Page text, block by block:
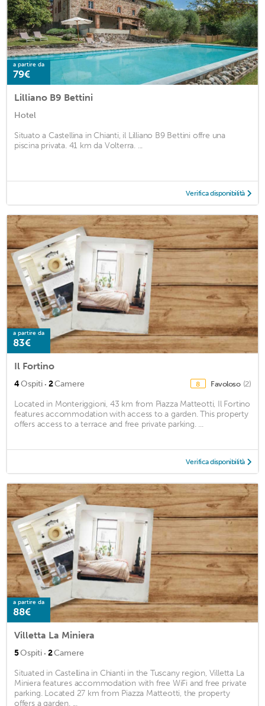
a partire da
79€
Lilliano B9 Bettini
Hotel
Situato a Castellina in Chianti, il Lilliano B9 Bettini offre una
piscina privata. 41 km da Volterra. ...
Verifica disponibilità
a partire da
83€
Il Fortino
4Ospiti · 2Camere 8 Favoloso (2)
Located in Monteriggioni, 43 km from Piazza Matteotti, Il Fortino
features accommodation with access to a garden. This property
offers access to a terrace and free private parking. ...
Verifica disponibilità
a partire da
88€
Villetta La Miniera
5Ospiti · 2Camere
Situated in Castellina in Chianti in the Tuscany region, Villetta La
Miniera features accommodation with free WiFi and free private
parking. Located 27 km from Piazza Matteotti, the property
offers a garden. ...